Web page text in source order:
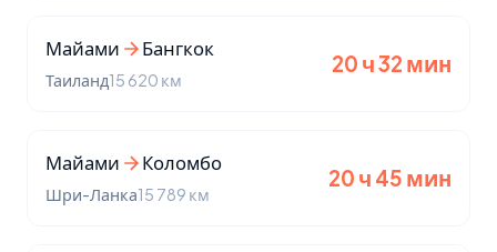
Майами Бангкок
Таиланд15 620 км
20 ч 32 мин
Майами Коломбо
Шри-Ланка15 789 км
20 ч 45 мин